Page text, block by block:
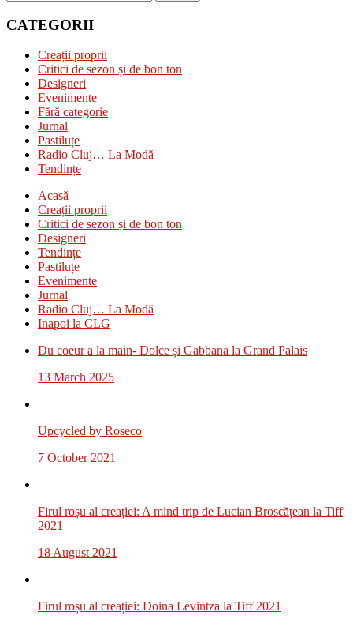
CATEGORII
Creații proprii
Critici de sezon și de bon ton
Designeri
Evenimente
Fără categorie
Jurnal
Pastiluțe
Radio Cluj… La Modă
Tendințe
Acasă
Creații proprii
Critici de sezon și de bon ton
Designeri
Tendințe
Pastiluțe
Evenimente
Jurnal
Radio Cluj… La Modă
Inapoi la CLG
Du coeur a la main- Dolce și Gabbana la Grand Palais
13 March 2025
Upcycled by Roseco
7 October 2021
Firul roșu al creației: A mind trip de Lucian Broscățean la Tiff
2021
18 August 2021
Firul roșu al creației: Doina Levintza la Tiff 2021